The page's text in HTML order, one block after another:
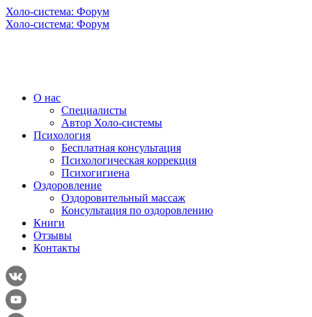
Холо-система: Форум
Холо-система: Форум
О нас
Специалисты
Автор Холо-системы
Психология
Бесплатная консультация
Психологическая коррекция
Психогигиена
Оздоровление
Оздоровительный массаж
Консультация по оздоровлению
Книги
Отзывы
Контакты